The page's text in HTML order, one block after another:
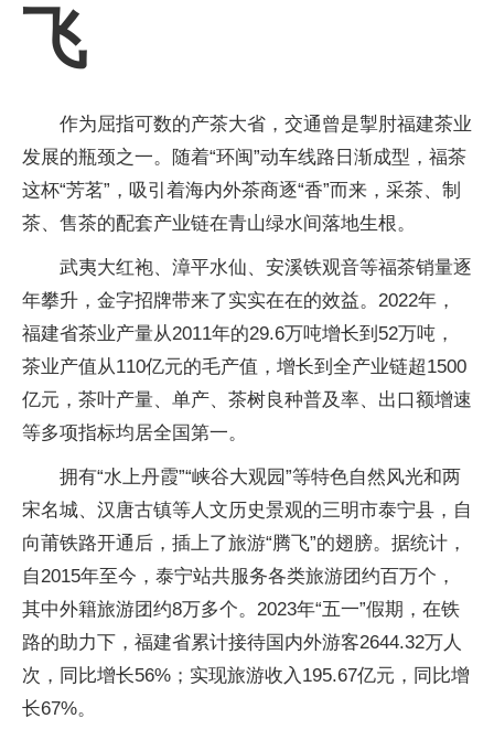
飞
作为屈指可数的产茶大省，交通曾是掣肘福建茶业
发展的瓶颈之一。随着“环闽”动车线路日渐成型，福茶
这杯“芳茗”，吸引着海内外茶商逐“香”而来，采茶、制
茶、售茶的配套产业链在青山绿水间落地生根。
武夷大红袍、漳平水仙、安溪铁观音等福茶销量逐
年攀升，金字招牌带来了实实在在的效益。2022年，
福建省茶业产量从2011年的29.6万吨增长到52万吨，
茶业产值从110亿元的毛产值，增长到全产业链超1500
亿元，茶叶产量、单产、茶树良种普及率、出口额增速
等多项指标均居全国第一。
拥有“水上丹霞”“峡谷大观园”等特色自然风光和两
宋名城、汉唐古镇等人文历史景观的三明市泰宁县，自
向莆铁路开通后，插上了旅游“腾飞”的翅膀。据统计，
自2015年至今，泰宁站共服务各类旅游团约百万个，
其中外籍旅游团约8万多个。2023年“五一”假期，在铁
路的助力下，福建省累计接待国内外游客2644.32万人
次，同比增长56%；实现旅游收入195.67亿元，同比增
长67%。